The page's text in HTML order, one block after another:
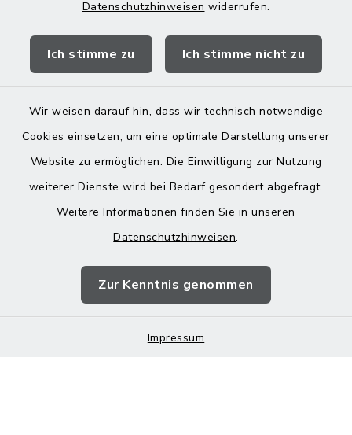
Datenschutzhinweisen widerrufen.
Ich stimme zu Ich stimme nicht zu
Wir weisen darauf hin, dass wir technisch notwendige
Cookies einsetzen, um eine optimale Darstellung unserer
Website zu ermöglichen. Die Einwilligung zur Nutzung
weiterer Dienste wird bei Bedarf gesondert abgefragt.
Weitere Informationen finden Sie in unseren
Datenschutzhinweisen.
Zur Kenntnis genommen
Impressum
Landratsamt Mühldorf
Barrierefreiheit
Impressum
Sitemap